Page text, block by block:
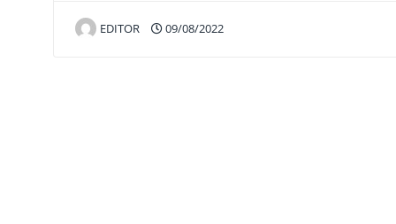
EDITOR 09/08/2022